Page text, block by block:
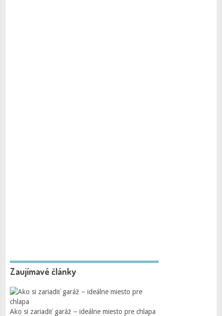
Zaujímavé články
Ako si zariadiť garáž – ideálne miesto pre chlapa